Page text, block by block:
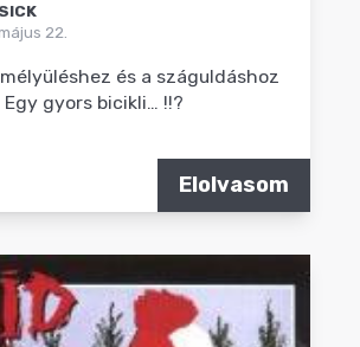
22.
és a száguldáshoz
gyors bicikli… !!?
Elolvasom